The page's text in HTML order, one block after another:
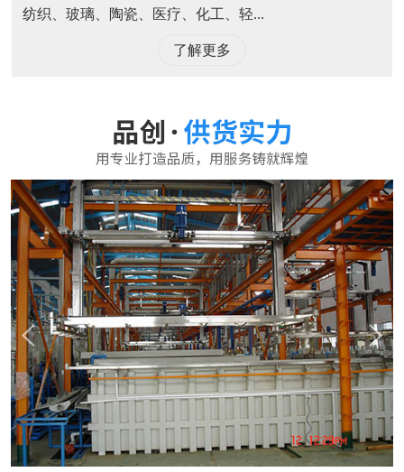
公司动态 行业资讯 常见问题